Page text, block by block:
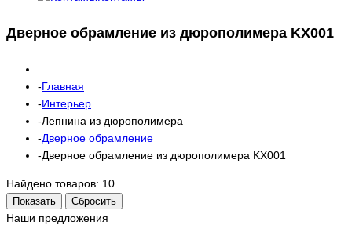
Дверное обрамление из дюрополимера KX001
Главная
Интерьер
Лепнина из дюрополимера
Дверное обрамление
Дверное обрамление из дюрополимера KX001
Найдено товаров: 10
Показать Сбросить
Наши предложения